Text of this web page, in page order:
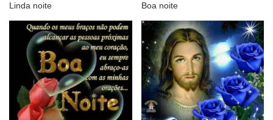
Linda noite Boa noite